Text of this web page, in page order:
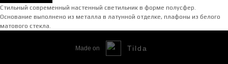
Стильный современный настенный светильник в форме полусфер.
Основание выполнено из металла в латунной отделке, плафоны из белого
матового стекла.
Made on Tilda